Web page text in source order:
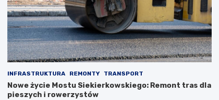
INFRASTRUKTURA REMONTY TRANSPORT
Nowe życie Mostu Siekierkowskiego: Remont tras dla
pieszych i rowerzystów